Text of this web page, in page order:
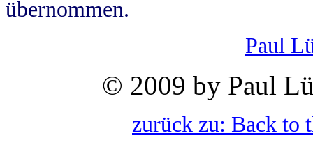
übernommen.
Paul
© 2009 by Paul
zurück zu: Back to